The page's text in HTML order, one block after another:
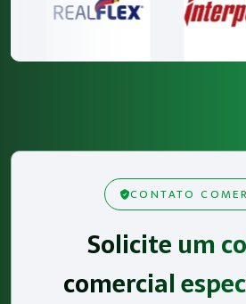
CONTATO
Solicite um
comercial